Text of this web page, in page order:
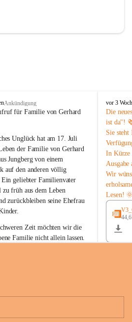
Ankündigung
für Familie von Gerhard
Unglück hat am 17. Juli
der Familie von Gerhard
Jungberg von einem
auf den anderen völlig
Ein geliebter Familienvater
zu früh aus dem Leben
zurückbleiben seine Ehefrau
Zeit möchten wir die
Familie nicht allein lassen.
ihre Hilfsbereitschaft und
B
u
c
h
-
S
t
.
M
a
g
d
n
a
vor 3
Die
ist da"!
Sie
In Kürze
Ausgabe
Wir
Lesen!